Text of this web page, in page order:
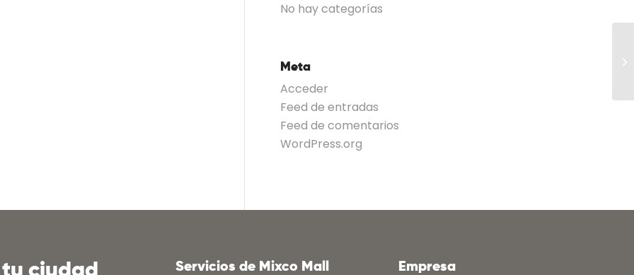
No hay categorías
Meta
Acceder
Feed de entradas
Feed de comentarios
WordPress.org
Servicios de Mixco Mall Empresa